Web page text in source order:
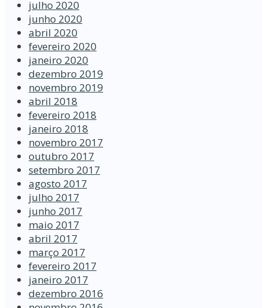
julho 2020
junho 2020
abril 2020
fevereiro 2020
janeiro 2020
dezembro 2019
novembro 2019
abril 2018
fevereiro 2018
janeiro 2018
novembro 2017
outubro 2017
setembro 2017
agosto 2017
julho 2017
junho 2017
maio 2017
abril 2017
março 2017
fevereiro 2017
janeiro 2017
dezembro 2016